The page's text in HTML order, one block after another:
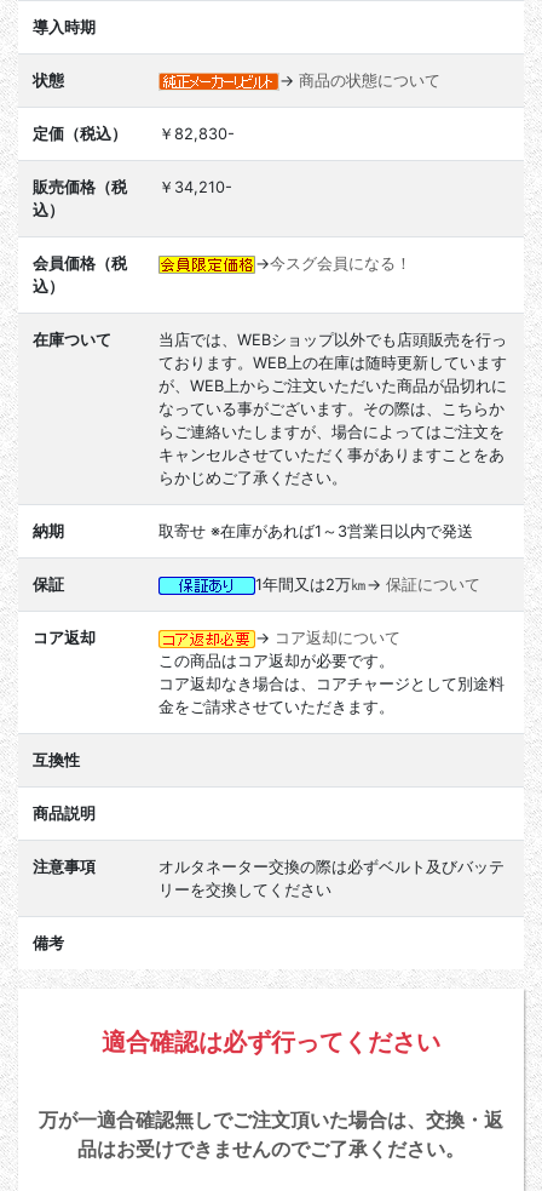
導入時期
状態 → 商品の状態について
定価（税込） ￥82,830-
販売価格（税
込）
￥34,210-
会員価格（税
込）
→今スグ会員になる！
在庫ついて
当店では、WEBショップ以外でも店頭販売を行っ
ております。WEB上の在庫は随時更新しています
が、WEB上からご注文いただいた商品が品切れに
なっている事がございます。その際は、こちらか
らご連絡いたしますが、場合によってはご注文を
キャンセルさせていただく事がありますことをあ
らかじめご了承ください。
納期 取寄せ ※在庫があれば1～3営業日以内で発送
保証 1年間又は2万㎞→ 保証について
コア返却 → コア返却について
この商品はコア返却が必要です。
コア返却なき場合は、コアチャージとして別途料
金をご請求させていただきます。
互換性
商品説明
注意事項
オルタネーター交換の際は必ずベルト及びバッテ
リーを交換してください
備考
適合確認は必ず行ってください
万が一適合確認無しでご注文頂いた場合は、交換・返
品はお受けできませんのでご了承ください。